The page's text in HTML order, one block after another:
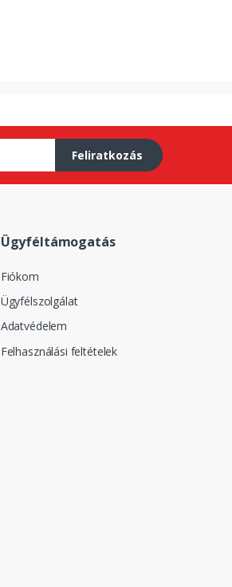
Feliratkozás
Ügyféltámogatás
Fiókom
Ügyfélszolgálat
Adatvédelem
Felhasználási feltételek